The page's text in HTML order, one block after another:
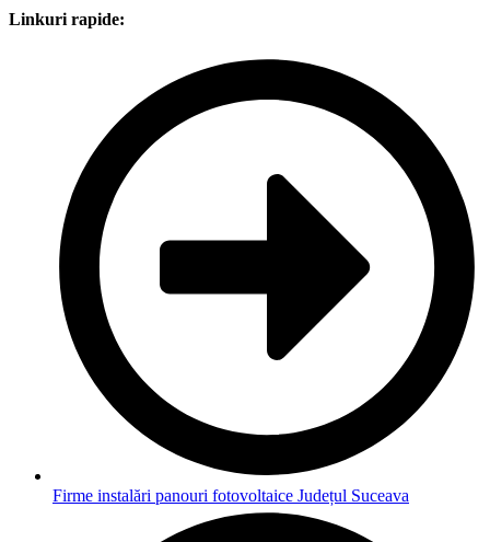
Linkuri rapide:
Firme instalări panouri fotovoltaice Județul Suceava